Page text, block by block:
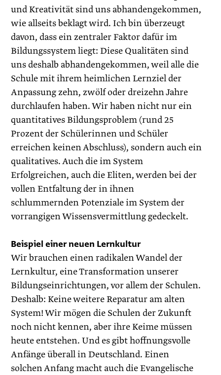
und Kreativität sind uns abhandengekommen,
wie allseits beklagt wird. Ich bin überzeugt
davon, dass ein zentraler Faktor dafür im
Bildungssystem liegt: Diese Qualitäten sind
uns deshalb abhandengekommen, weil alle die
Schule mit ihrem heimlichen Lernziel der
Anpassung zehn, zwölf oder dreizehn Jahre
durchlaufen haben. Wir haben nicht nur ein
quantitatives Bildungsproblem (rund 25
Prozent der Schülerinnen und Schüler
erreichen keinen Abschluss), sondern auch ein
qualitatives. Auch die im System
Erfolgreichen, auch die Eliten, werden bei der
vollen Entfaltung der in ihnen
schlummernden Potenziale im System der
vorrangigen Wissensvermittlung gedeckelt.
Beispiel einer neuen Lernkultur
Wir brauchen einen radikalen Wandel der
Lernkultur, eine Transformation unserer
Bildungseinrichtungen, vor allem der Schulen.
Deshalb: Keine weitere Reparatur am alten
System! Wir mögen die Schulen der Zukunft
noch nicht kennen, aber ihre Keime müssen
heute entstehen. Und es gibt hoffnungsvolle
Anfänge überall in Deutschland. Einen
solchen Anfang macht auch die Evangelische